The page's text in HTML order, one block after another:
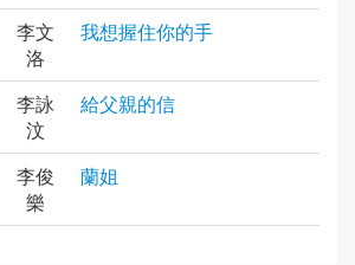
李文
洛
我想握住你的手
李詠
汶
給父親的信
李俊
樂
蘭姐